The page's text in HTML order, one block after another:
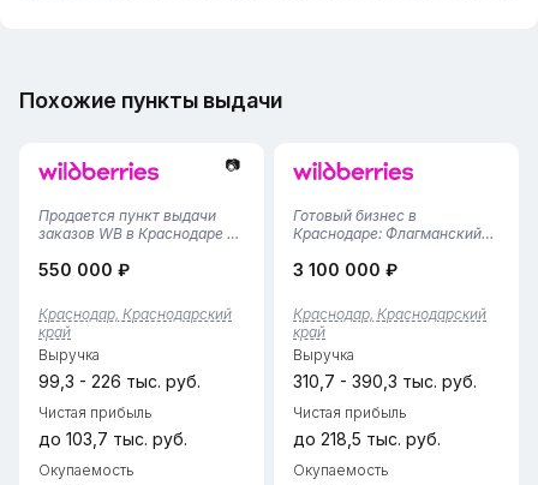
Похожие пункты выдачи
📷
Продается пункт выдачи
заказов WB в Краснодаре —
бизнесаРасположен в
города Краснодар. Общая
площадь — 55,6 кв.м.
Обслуживание
осуществляется двумя
сотр...
550 000 ₽
Краснодар, Краснодарский
край
Выручка
99,3 - 226 тыс. руб.
Чистая прибыль
до 103,7 тыс. руб.
Окупаемость
Готовый бизнес в
Краснодаре: Флагманский
года успеха!)Предлагаем к
самых мощных и
стабильных пунктов выдачи
заказов Wildberries в
Краснодаре. Это масш...
3 100 000 ₽
Краснодар, Краснодарский
край
Выручка
310,7 - 390,3 тыс. руб.
Чистая прибыль
до 218,5 тыс. руб.
Окупаемость